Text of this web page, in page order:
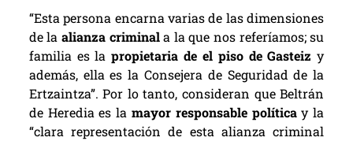
“Esta persona encarna varias de las dimensiones
de la alianza criminala la que nos referíamos; su
familia es la propietaria de el piso de Gasteiz y
además, ella es la Consejera de Seguridad de la
Ertzaintza”. Por lo tanto, consideran que Beltrán
de Heredia es la mayor responsable políticay la
“clara representación de esta alianza criminal